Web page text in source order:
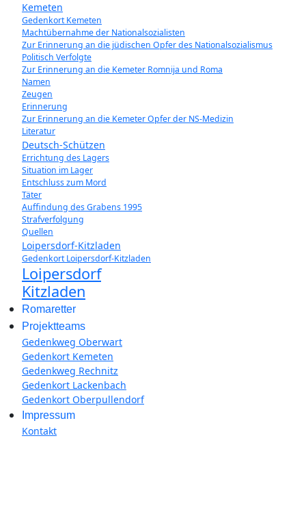
Kemeten
Gedenkort Kemeten
Machtübernahme der Nationalsozialisten
Zur Erinnerung an die jüdischen Opfer des Nationalsozialismus
Politisch Verfolgte
Zur Erinnerung an die Kemeter Romnija und Roma
Namen
Zeugen
Erinnerung
Zur Erinnerung an die Kemeter Opfer der NS-Medizin
Literatur
Deutsch-Schützen
Errichtung des Lagers
Situation im Lager
Entschluss zum Mord
Täter
Auffindung des Grabens 1995
Strafverfolgung
Quellen
Loipersdorf-Kitzladen
Gedenkort Loipersdorf-Kitzladen
Loipersdorf
Kitzladen
Romaretter
Projektteams
Gedenkweg Oberwart
Gedenkort Kemeten
Gedenkweg Rechnitz
Gedenkort Lackenbach
Gedenkort Oberpullendorf
Impressum
Kontakt